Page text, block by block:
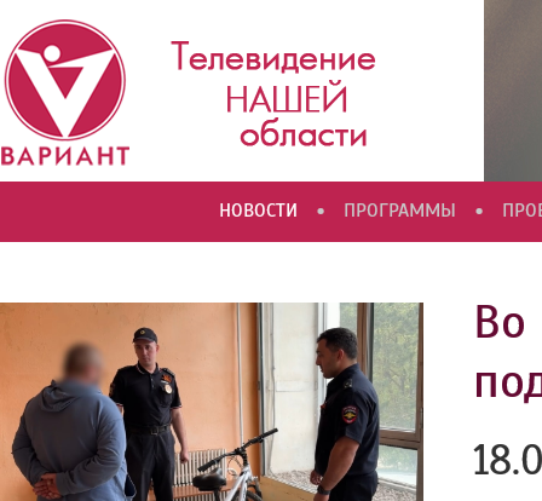
НОВОСТИ • ПРОГРАММЫ •
Во